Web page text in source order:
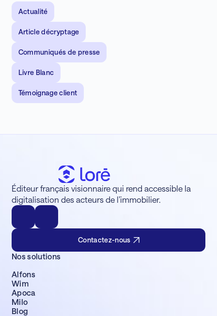
Actualité
Article décryptage
Communiqués de presse
Livre Blanc
Témoignage client
Éditeur français visionnaire qui rend accessible la
digitalisation des acteurs de l’immobilier.
Contactez-nous
Nos solutions
Alfons
Wim
Apoca
Milo
Blog